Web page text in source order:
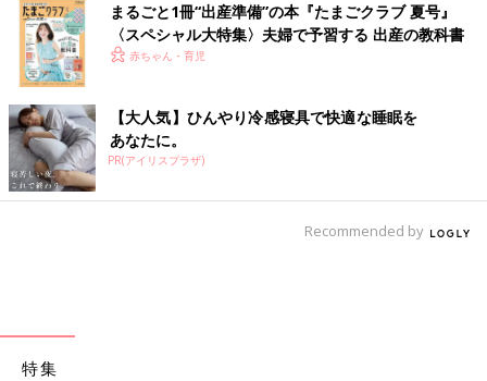
まるごと1冊“出産準備”の本『たまごクラブ 夏号』
〈スペシャル大特集〉夫婦で予習する 出産の教科書
赤ちゃん・育児
【大人気】ひんやり冷感寝具で快適な睡眠を
あなたに。
PR(アイリスプラザ)
Recommended by
特集